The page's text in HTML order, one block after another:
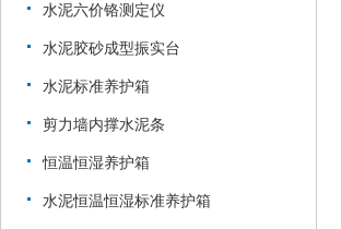
水泥六价铬测定仪
水泥胶砂成型振实台
水泥标准养护箱
剪力墙内撑水泥条
恒温恒湿养护箱
水泥恒温恒湿标准养护箱